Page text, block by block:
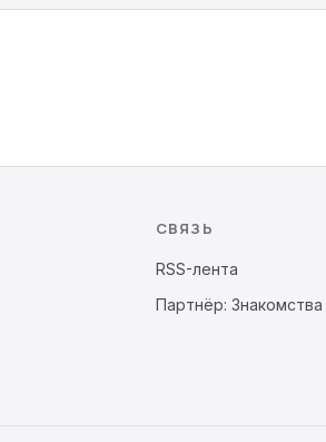
СВЯЗЬ
RSS-лента
Партнёр: Знакомства